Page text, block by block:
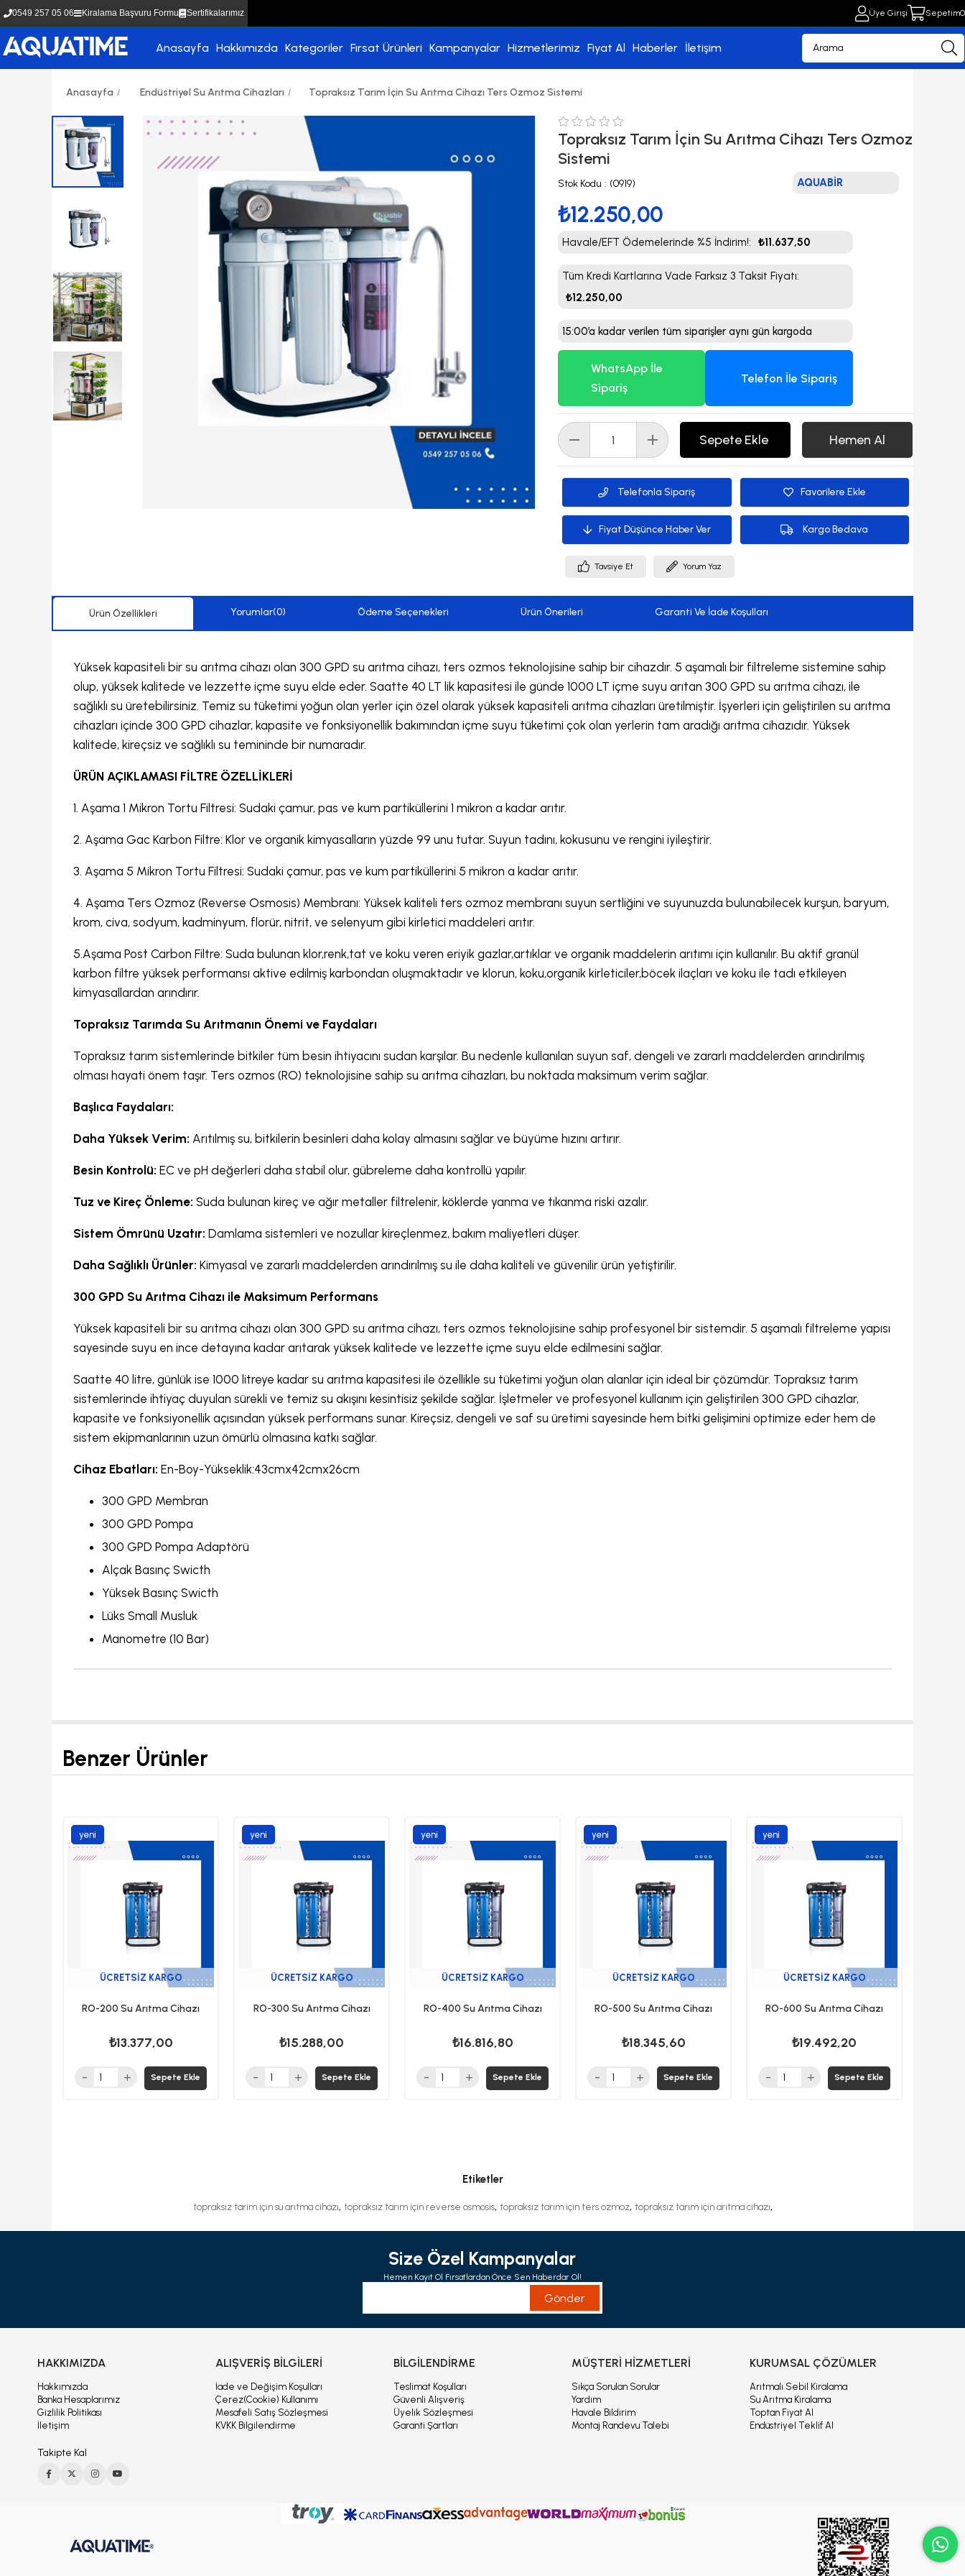
0549 257 05 06 Kiralama Başvuru Formu Sertifikalarımız Üye Girişi Sepetim0
Anasayfa Hakkımızda Kategoriler Fırsat Ürünleri Kampanyalar Hizmetlerimiz Fiyat Al Haberler İletişim
Anasayfa Endüstriyel Su Arıtma Cihazları Topraksız Tarım İçin Su Arıtma Cihazı Ters Ozmoz Sistemi
Topraksız Tarım İçin Su Arıtma Cihazı Ters Ozmoz
Sistemi
Stok Kodu (0919) AQUABİR
₺12.250,00
Havale/EFT Ödemelerinde %5 İndirim!: ₺11.637,50
Tüm Kredi Kartlarına Vade Farksız 3 Taksit Fiyatı:
₺12.250,00
15:00’a kadar verilen tüm siparişler aynı gün kargoda
WhatsApp İle
Sipariş
Telefon İle Sipariş
Telefonla Sipariş Favorilere Ekle
Fiyat Düşünce Haber Ver Kargo Bedava
Tavsiye Et Yorum Yaz
Ürün Özellikleri Yorumlar(0) Ödeme Seçenekleri Ürün Önerileri Garanti Ve İade Koşulları
Yüksek kapasiteli bir su arıtma cihazı olan 300 GPD su arıtma cihazı, ters ozmos teknolojisine sahip bir cihazdır. 5 aşamalı bir filtreleme sistemine sahip
olup, yüksek kalitede ve lezzette içme suyu elde eder. Saatte 40 LT lik kapasitesi ile günde 1000 LT içme suyu arıtan 300 GPD su arıtma cihazı, ile
sağlıklı su üretebilirsiniz. Temiz su tüketimi yoğun olan yerler için özel olarak yüksek kapasiteli arıtma cihazları üretilmiştir. İşyerleri için geliştirilen su arıtma
cihazları içinde 300 GPD cihazlar, kapasite ve fonksiyonellik bakımından içme suyu tüketimi çok olan yerlerin tam aradığı arıtma cihazıdır. Yüksek
kalitede, kireçsiz ve sağlıklı su temininde bir numaradır.
ÜRÜN AÇIKLAMASI FİLTRE ÖZELLİKLERİ
1. Aşama 1 Mikron Tortu Filtresi: Sudaki çamur, pas ve kum partiküllerini 1 mikron a kadar arıtır.
2. Aşama Gac Karbon Filtre: Klor ve organik kimyasalların yüzde 99 unu tutar. Suyun tadını, kokusunu ve rengini iyileştirir.
3. Aşama 5 Mikron Tortu Filtresi: Sudaki çamur, pas ve kum partiküllerini 5 mikron a kadar arıtır.
4. Aşama Ters Ozmoz (Reverse Osmosis) Membranı: Yüksek kaliteli ters ozmoz membranı suyun sertliğini ve suyunuzda bulunabilecek kurşun, baryum,
krom, civa, sodyum, kadminyum, florür, nitrit, ve selenyum gibi kirletici maddeleri arıtır.
5.Aşama Post Carbon Filtre: Suda bulunan klor,renk,tat ve koku veren eriyik gazlar,artıklar ve organik maddelerin arıtımı için kullanılır. Bu aktif granül
karbon filtre yüksek performansı aktive edilmiş karbondan oluşmaktadır ve klorun, koku,organik kirleticiler,böcek ilaçları ve koku ile tadı etkileyen
kimyasallardan arındırır.
Topraksız Tarımda Su Arıtmanın Önemi ve Faydaları
Topraksız tarım sistemlerinde bitkiler tüm besin ihtiyacını sudan karşılar. Bu nedenle kullanılan suyun saf, dengeli ve zararlı maddelerden arındırılmış
olması hayati önem taşır. Ters ozmos (RO) teknolojisine sahip su arıtma cihazları, bu noktada maksimum verim sağlar.
Başlıca Faydaları:
Daha Yüksek Verim: Arıtılmış su, bitkilerin besinleri daha kolay almasını sağlar ve büyüme hızını artırır.
Besin Kontrolü: EC ve pH değerleri daha stabil olur, gübreleme daha kontrollü yapılır.
Tuz ve Kireç Önleme: Suda bulunan kireç ve ağır metaller filtrelenir, köklerde yanma ve tıkanma riski azalır.
Sistem Ömrünü Uzatır: Damlama sistemleri ve nozullar kireçlenmez, bakım maliyetleri düşer.
Daha Sağlıklı Ürünler: Kimyasal ve zararlı maddelerden arındırılmış su ile daha kaliteli ve güvenilir ürün yetiştirilir.
300 GPD Su Arıtma Cihazı ile Maksimum Performans
Yüksek kapasiteli bir su arıtma cihazı olan 300 GPD su arıtma cihazı, ters ozmos teknolojisine sahip profesyonel bir sistemdir. 5 aşamalı filtreleme yapısı
sayesinde suyu en ince detayına kadar arıtarak yüksek kalitede ve lezzette içme suyu elde edilmesini sağlar.
Saatte 40 litre, günlük ise 1000 litreye kadar su arıtma kapasitesi ile özellikle su tüketimi yoğun olan alanlar için ideal bir çözümdür. Topraksız tarım
sistemlerinde ihtiyaç duyulan sürekli ve temiz su akışını kesintisiz şekilde sağlar. İşletmeler ve profesyonel kullanım için geliştirilen 300 GPD cihazlar,
kapasite ve fonksiyonellik açısından yüksek performans sunar. Kireçsiz, dengeli ve saf su üretimi sayesinde hem bitki gelişimini optimize eder hem de
sistem ekipmanlarının uzun ömürlü olmasına katkı sağlar.
Cihaz Ebatları: En-Boy-Yükseklik:43cmx42cmx26cm
300 GPD Membran
300 GPD Pompa
300 GPD Pompa Adaptörü
Alçak Basınç Swicth
Yüksek Basınç Swicth
Lüks Small Musluk
Manometre (10 Bar)
Benzer Ürünler
RO-200 Su Arıtma Cihazı
₺13.377,00
ÜCRETSIZ KARGO
yeni
ürün
Sepete Ekle
RO-300 Su Arıtma Cihazı
₺15.288,00
ÜCRETSIZ KARGO
yeni
ürün
Sepete Ekle
RO-400 Su Arıtma Cihazı
₺16.816,80
ÜCRETSIZ KARGO
yeni
ürün
Sepete Ekle
RO-500 Su Arıtma Cihazı
₺18.345,60
ÜCRETSIZ KARGO
yeni
ürün
Sepete Ekle
RO-600 Su Arıtma Cihazı
₺19.492,20
ÜCRETSIZ KARGO
yeni
ürün
Sepete Ekle
Etiketler
topraksız tarim için su arıtma cihazı, topraksız tarım için reverse osmosis, topraksız tarım için ters ozmoz, topraksız tarım için arıtma cihazı,
Size Özel Kampanyalar
Hemen Kayıt Ol Fırsatlardan Önce Sen Haberdar Ol!
Gönder
HAKKIMIZDA
Hakkımızda
Banka Hesaplarımız
Gizlilik Politikası
İletişim
Takipte Kal
ALIŞVERİŞ BİLGİLERİ
İade ve Değişim Koşulları
Çerez(Cookie) Kullanımı
Mesafeli Satış Sözleşmesi
KVKK Bilgilendirme
BİLGİLENDİRME
Teslimat Koşulları
Güvenli Alışveriş
Üyelik Sözleşmesi
Garanti Şartları
MÜŞTERİ HİZMETLERİ
Sıkça Sorulan Sorular
Yardım
Havale Bildirim
Montaj Randevu Talebi
KURUMSAL ÇÖZÜMLER
Arıtmalı Sebil Kiralama
Su Arıtma Kiralama
Toptan Fiyat Al
Endüstriyel Teklif Al